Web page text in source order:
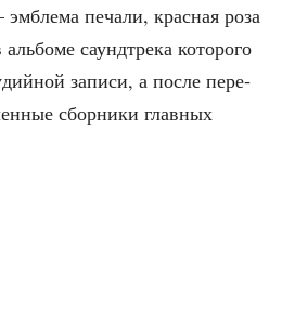
печа­ли, крас­ная роза
саунд­тре­ка кото­ро­го
запи­си, а после пере­
сбор­ни­ки глав­ных